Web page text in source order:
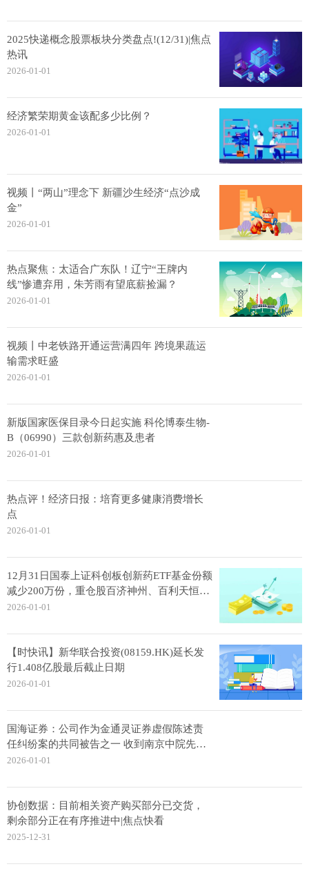
2025快递概念股票板块分类盘点!(12/31)|焦点
热讯
2026-01-01
经济繁荣期黄金该配多少比例？
2026-01-01
视频丨“两山”理念下 新疆沙生经济“点沙成
金”
2026-01-01
热点聚焦：太适合广东队！辽宁“王牌内
线”惨遭弃用，朱芳雨有望底薪捡漏？
2026-01-01
视频丨中老铁路开通运营满四年 跨境果蔬运
输需求旺盛
2026-01-01
新版国家医保目录今日起实施 科伦博泰生物-
B（06990）三款创新药惠及患者
2026-01-01
热点评！经济日报：培育更多健康消费增长
点
2026-01-01
12月31日国泰上证科创板创新药ETF基金份额
减少200万份，重仓股百济神州、百利天恒、
艾力斯
2026-01-01
【时快讯】新华联合投资(08159.HK)延长发
行1.408亿股最后截止日期
2026-01-01
国海证券：公司作为金通灵证券虚假陈述责
任纠纷案的共同被告之一 收到南京中院先行
判决
2026-01-01
协创数据：目前相关资产购买部分已交货，
剩余部分正在有序推进中|焦点快看
2025-12-31